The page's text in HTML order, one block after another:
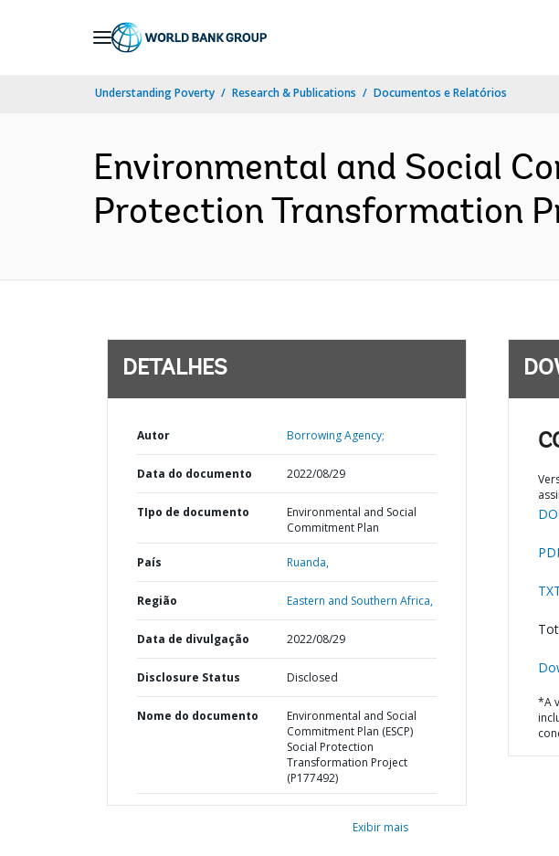
Understanding Poverty Research & Publications Documentos e Relatórios
Environmental and Social
Protection Transformation
DETALHES
Autor Borrowing Agency;
Data do documento 2022/08/29
TIpo de documento
Environmental and Social
Commitment Plan
País Ruanda,
Região Eastern and Southern Africa,
Data de divulgação 2022/08/29
Disclosure Status Disclosed
Nome do documento
Environmental and Social
Commitment Plan (ESCP)
Social Protection
Transformation Project
(P177492)
Exibir mais
*A